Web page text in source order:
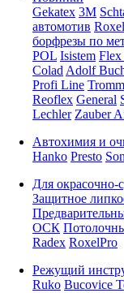
Gekatex 3M
автомотив
борфрезы по
POL Isistem Flex
Colad Adolf
Profi Line
Reoflex General
Lechler Zauber
Автохимия и
Hanko Presto
Для
Защитное
ОСК
Radex RoxelPro
Режущий
Ruko Bucovice